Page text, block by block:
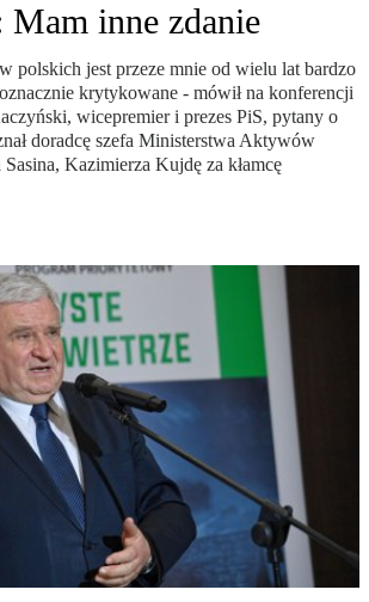
inne zdanie
polskich jest przeze mnie od wielu lat bardzo
krytykowane - mówił na konferencji
wicepremier i prezes PiS, pytany o
doradcę szefa Ministerstwa Aktywów
Kazimierza Kujdę za kłamcę